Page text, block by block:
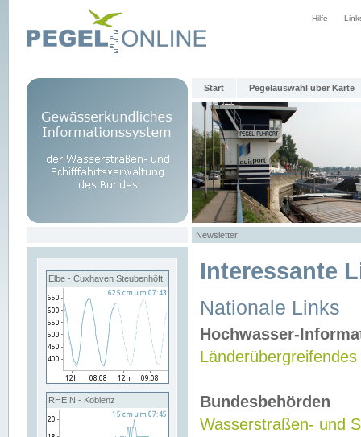
Hilfe
Start Pegelauswahl über Karte
Newsletter
Elbe - Cuxhaven Steubenhöft
RHEIN - Koblenz
Interessante
Nationale Links
Hochwasser-
Bundesbehörden
Wasserstraßen- und